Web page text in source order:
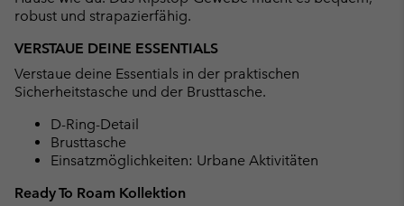
robust und strapazierfähig.
VERSTAUE DEINE ESSENTIALS
Verstaue deine Essentials in der praktischen
Sicherheitstasche und der Brusttasche.
D-Ring-Detail
Brusttasche
Einsatzmöglichkeiten: Urbane Aktivitäten
Ready To Roam Kollektion